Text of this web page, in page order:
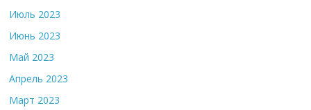
Июль 2023
Июнь 2023
Май 2023
Апрель 2023
Март 2023